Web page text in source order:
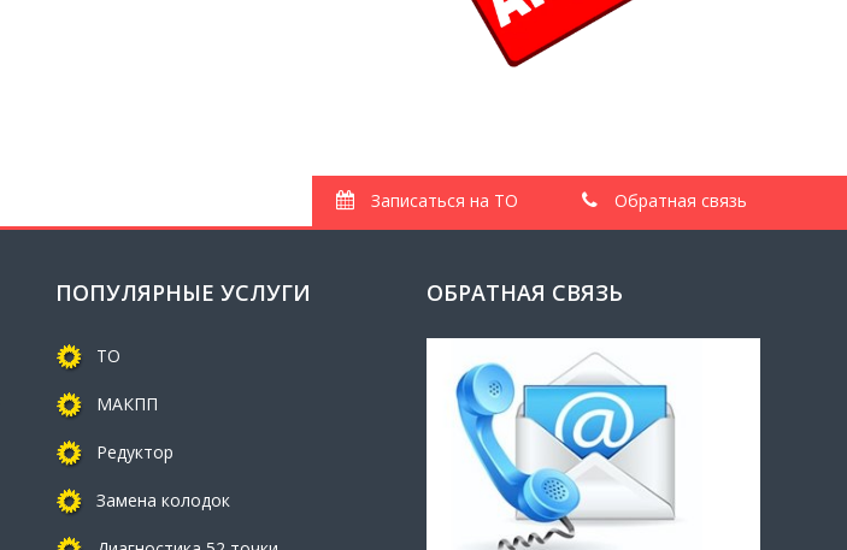
Записаться на ТО Обратная связь
ПОПУЛЯРНЫЕ УСЛУГИ
ТО
МАКПП
Редуктор
Замена колодок
ОБРАТНАЯ СВЯЗЬ